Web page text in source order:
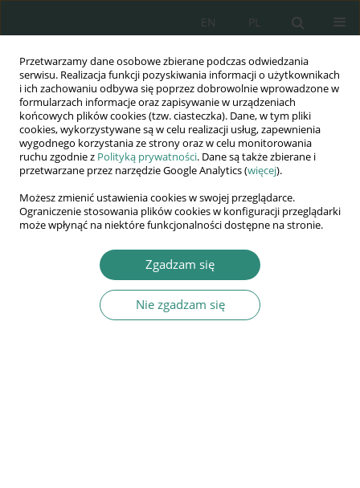
Przetwarzamy dane osobowe zbierane podczas odwiedzania
serwisu. Realizacja funkcji pozyskiwania informacji o użytkownikach
i ich zachowaniu odbywa się poprzez dobrowolnie wprowadzone w
formularzach informacje oraz zapisywanie w urządzeniach
końcowych plików cookies (tzw. ciasteczka). Dane, w tym pliki
cookies, wykorzystywane są w celu realizacji usług, zapewnienia
wygodnego korzystania ze strony oraz w celu monitorowania
ruchu zgodnie z Polityką prywatności. Dane są także zbierane i
przetwarzane przez narzędzie Google Analytics (więcej).
Możesz zmienić ustawienia cookies w swojej przeglądarce.
Ograniczenie stosowania plików cookies w konfiguracji przeglądarki
może wpłynąć na niektóre funkcjonalności dostępne na stronie.
Zgadzam się
Nie zgadzam się
PL
EN
Wydawnictwo
AWSGE
Akademia Nauk Stosowanych
WSGE
im. Alcide De Gasperi
Marek Lisicki
Rola samorządu w zarządzaniu bezpieczeństwem